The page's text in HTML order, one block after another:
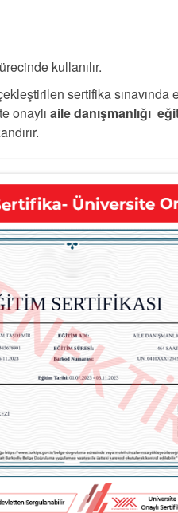
kullanılır.
sertifika sınavında
onaylı aile danışmanlığı